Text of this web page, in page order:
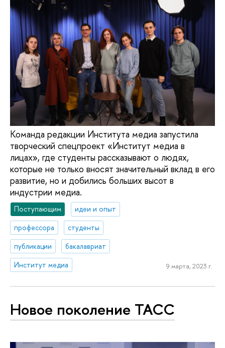
Команда редакции Института медиа запустила
творческий спецпроект «Институт медиа в
лицах», где студенты рассказывают о людях,
которые не только вносят значительный вклад в его
развитие, но и добились больших высот в
индустрии медиа.
Поступающим
идеи и опыт
профессора
студенты
публикации
бакалавриат
Институт медиа
9 марта, 2023 г.
Новое поколение ТАСС